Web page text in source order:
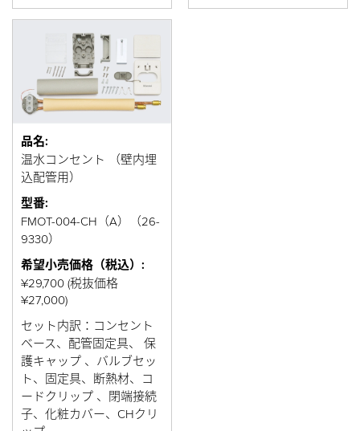
品名:
温水コンセント （壁内埋
込配管用）
型番:
FMOT-004-CH（A）（26-
9330）
希望小売価格（税込）:
¥29,700 (税抜価格
¥27,000)
セット内訳：コンセント
ベース、配管固定具、 保
護キャップ 、バルブセッ
ト、固定具、断熱材、コ
ードクリップ 、閉端接続
子、化粧カバー、CHクリ